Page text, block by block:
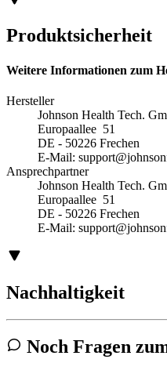
Produktsicherheit
Weitere Informationen zum
Hersteller
Johnson Health Tech.
Europaallee 51
DE - 50226 Frechen
E-Mail:
Ansprechpartner
Johnson Health Tech.
Europaallee 51
DE - 50226 Frechen
E-Mail:
Nachhaltigkeit
Noch Fragen